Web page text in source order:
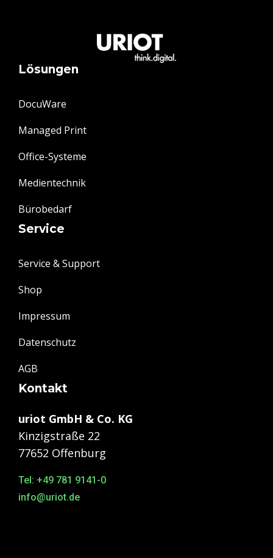
Lösungen
DocuWare
Managed Print
Office-Systeme
Medientechnik
Bürobedarf
Service
Service & Support
Shop
Impressum
Datenschutz
AGB
Kontakt
uriot GmbH & Co. KG
Kinzigstraße 22
77652 Offenburg
Tel: +49 781 9141-0
info@uriot.de